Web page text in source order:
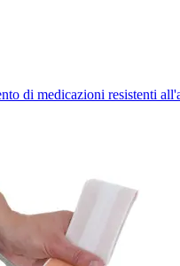
di medicazioni resistenti